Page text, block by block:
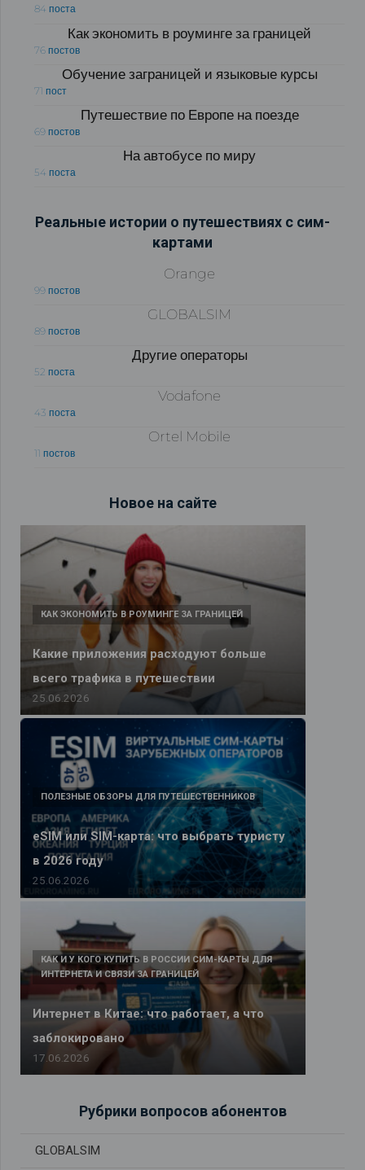
84 поста
Как экономить в роуминге за границей
76 постов
Обучение заграницей и языковые курсы
71 пост
Путешествие по Европе на поезде
69 постов
На автобусе по миру
54 поста
Реальные истории о путешествиях с сим-
картами
Orange
99 постов
GLOBALSIM
89 постов
Другие операторы
52 поста
Vodafone
43 поста
Ortel Mobile
11 постов
Новое на сайте
Какие приложения расходуют больше
всего трафика в путешествии
КАК ЭКОНОМИТЬ В РОУМИНГЕ ЗА ГРАНИЦЕЙ
25.06.2026
eSIM или SIM-карта: что выбрать туристу
в 2026 году
ПОЛЕЗНЫЕ ОБЗОРЫ ДЛЯ ПУТЕШЕСТВЕННИКОВ
25.06.2026
Интернет в Китае: что работает, а что
заблокировано
КАК И У КОГО КУПИТЬ В РОССИИ СИМ-КАРТЫ ДЛЯ
ИНТЕРНЕТА И СВЯЗИ ЗА ГРАНИЦЕЙ
17.06.2026
Рубрики вопросов абонентов
GLOBALSIM